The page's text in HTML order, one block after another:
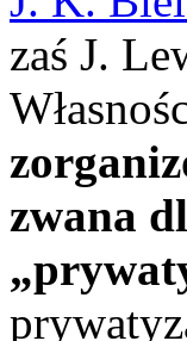
zaś J.
zwana